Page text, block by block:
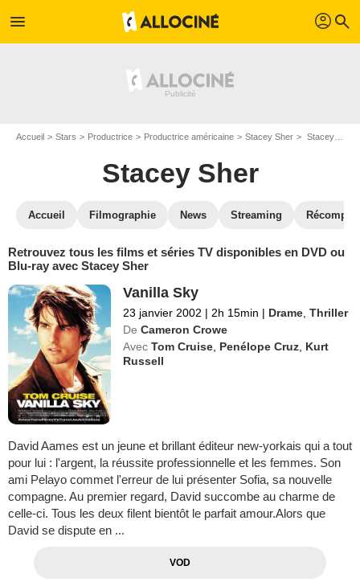
menu profil search
Accueil Stars Productrice Productrice américaine Stacey Sher Stacey Sher : ses Blu-Ray, DVD, VOD, SVOD
Stacey Sher
Accueil Filmographie News Streaming
Retrouvez tous les films et séries TV disponibles en DVD ou
Blu-ray avec Stacey Sher
Vanilla Sky
23 janvier 2002 | 2h 15min | Drame ,Thriller
De Cameron Crowe
Avec Tom Cruise Penélope Cruz Kurt
Russell
David Aames est un jeune et brillant éditeur new-yorkais qui a tout
pour lui : l'argent, la réussite professionnelle et les femmes. Son
ami Pelayo commet l'erreur de lui présenter Sofia, sa nouvelle
compagne. Au premier regard, David succombe au charme de
celle-ci. Tous les deux filent bientôt le parfait amour.Alors que
David se dispute en ...
VOD